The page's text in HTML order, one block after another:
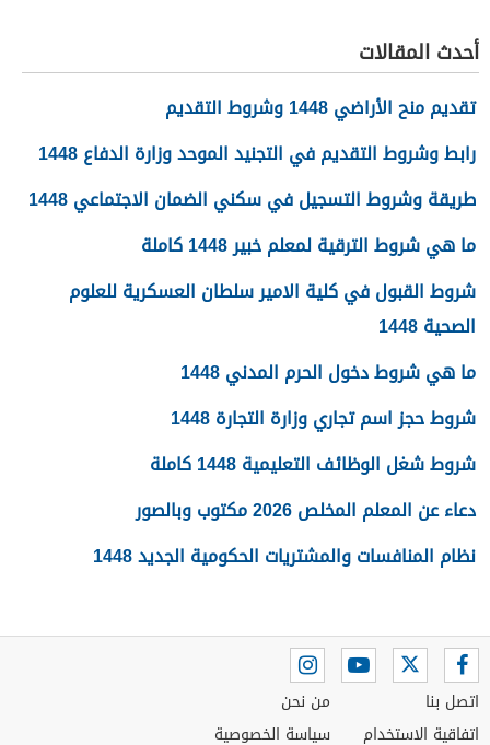
أحدث المقالات
تقديم منح الأراضي 1448 وشروط التقديم
رابط وشروط التقديم في التجنيد الموحد وزارة الدفاع 1448
طريقة وشروط التسجيل في سكني الضمان الاجتماعي 1448
ما هي شروط الترقية لمعلم خبير 1448 كاملة
شروط القبول في كلية الامير سلطان العسكرية للعلوم
الصحية 1448
ما هي شروط دخول الحرم المدني 1448
شروط حجز اسم تجاري وزارة التجارة 1448
شروط شغل الوظائف التعليمية 1448 كاملة
دعاء عن المعلم المخلص 2026 مكتوب وبالصور
نظام المنافسات والمشتريات الحكومية الجديد 1448
اتصل بنا
اتفاقية الاستخدام
من نحن
سياسة الخصوصية